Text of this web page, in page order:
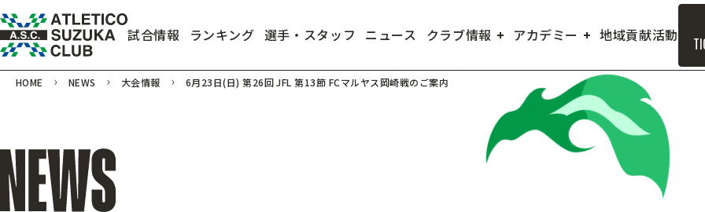
試合情報 ランキング 選手・スタッフ ニュース クラブ情報 アカデミー 地域貢献活動
HOME NEWS 大会情報 6月23日(日) 第26回 JFL 第13節 FCマルヤス岡崎戦のご案内